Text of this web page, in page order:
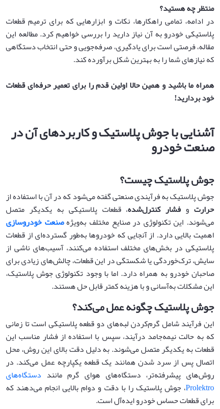
منتظر چه هستید؟
در ادامه، تمامی راهکارها، نکات و ابزارهایی که برای ترمیم قطعات
پلاستیکی خودرو به آن نیاز دارید را بررسی خواهیم کرد. مطالعه این
مقاله، فرصتی است برای یادگیری، صرفه‌جویی و حتی انتخاب دستگاهی
که نیازهای شما را به بهترین شکل برآورده کند.
همراه ما باشید و همین حالا اولین قدم را برای تعمیر حرفه‌ای قطعات
خود بردارید!
آشنایی با جوش پلاستیک و کاربردهای آن در
صنعت خودرو
جوش پلاستیک چیست؟
جوش پلاستیک به فرآیندی صنعتی گفته می‌شود که در آن با استفاده از
حرارت وفشار کنترل‌شده، قطعات پلاستیکی به یکدیگر متصل
می‌شوند. این تکنولوژی در صنایع مختلف به‌ویژهصنعت خودروسازی
اهمیت بالایی دارد. از آنجایی که خودروها به‌طور گسترده‌ای از قطعات
پلاستیکی در بخش‌های مختلف استفاده می‌کنند، آسیب‌های ناشی از
سایش، ترک‌خوردگی یا شکستگی در این قطعات، چالش‌های زیادی برای
صاحبان خودرو به همراه دارد. اما با وجود تکنولوژی جوش پلاستیک،
این مشکلات به‌آسانی و با هزینه کمتر قابل حل هستند.
جوش پلاستیک چگونه عمل می‌کند؟
این فرآیند شامل گرم‌کردن لبه‌های دو قطعه پلاستیکی است تا زمانی
که به حالت نیمه‌جامد درآیند، سپس با استفاده از فشار مناسب این
قطعات به یکدیگر متصل می‌شوند. به دلیل دقت بالای این روش، محل
اتصال پس از سرد شدن همانند یک قطعه یکپارچه عمل می‌کند. در
روش‌های پیشرفته‌تر، دستگاه‌های هوای گرم مانند دستگاه‌های
Prolektro، جوش پلاستیک را با دقت و دوام بالایی انجام می‌دهند که
برای قطعات حساس خودرو ایده‌آل است.